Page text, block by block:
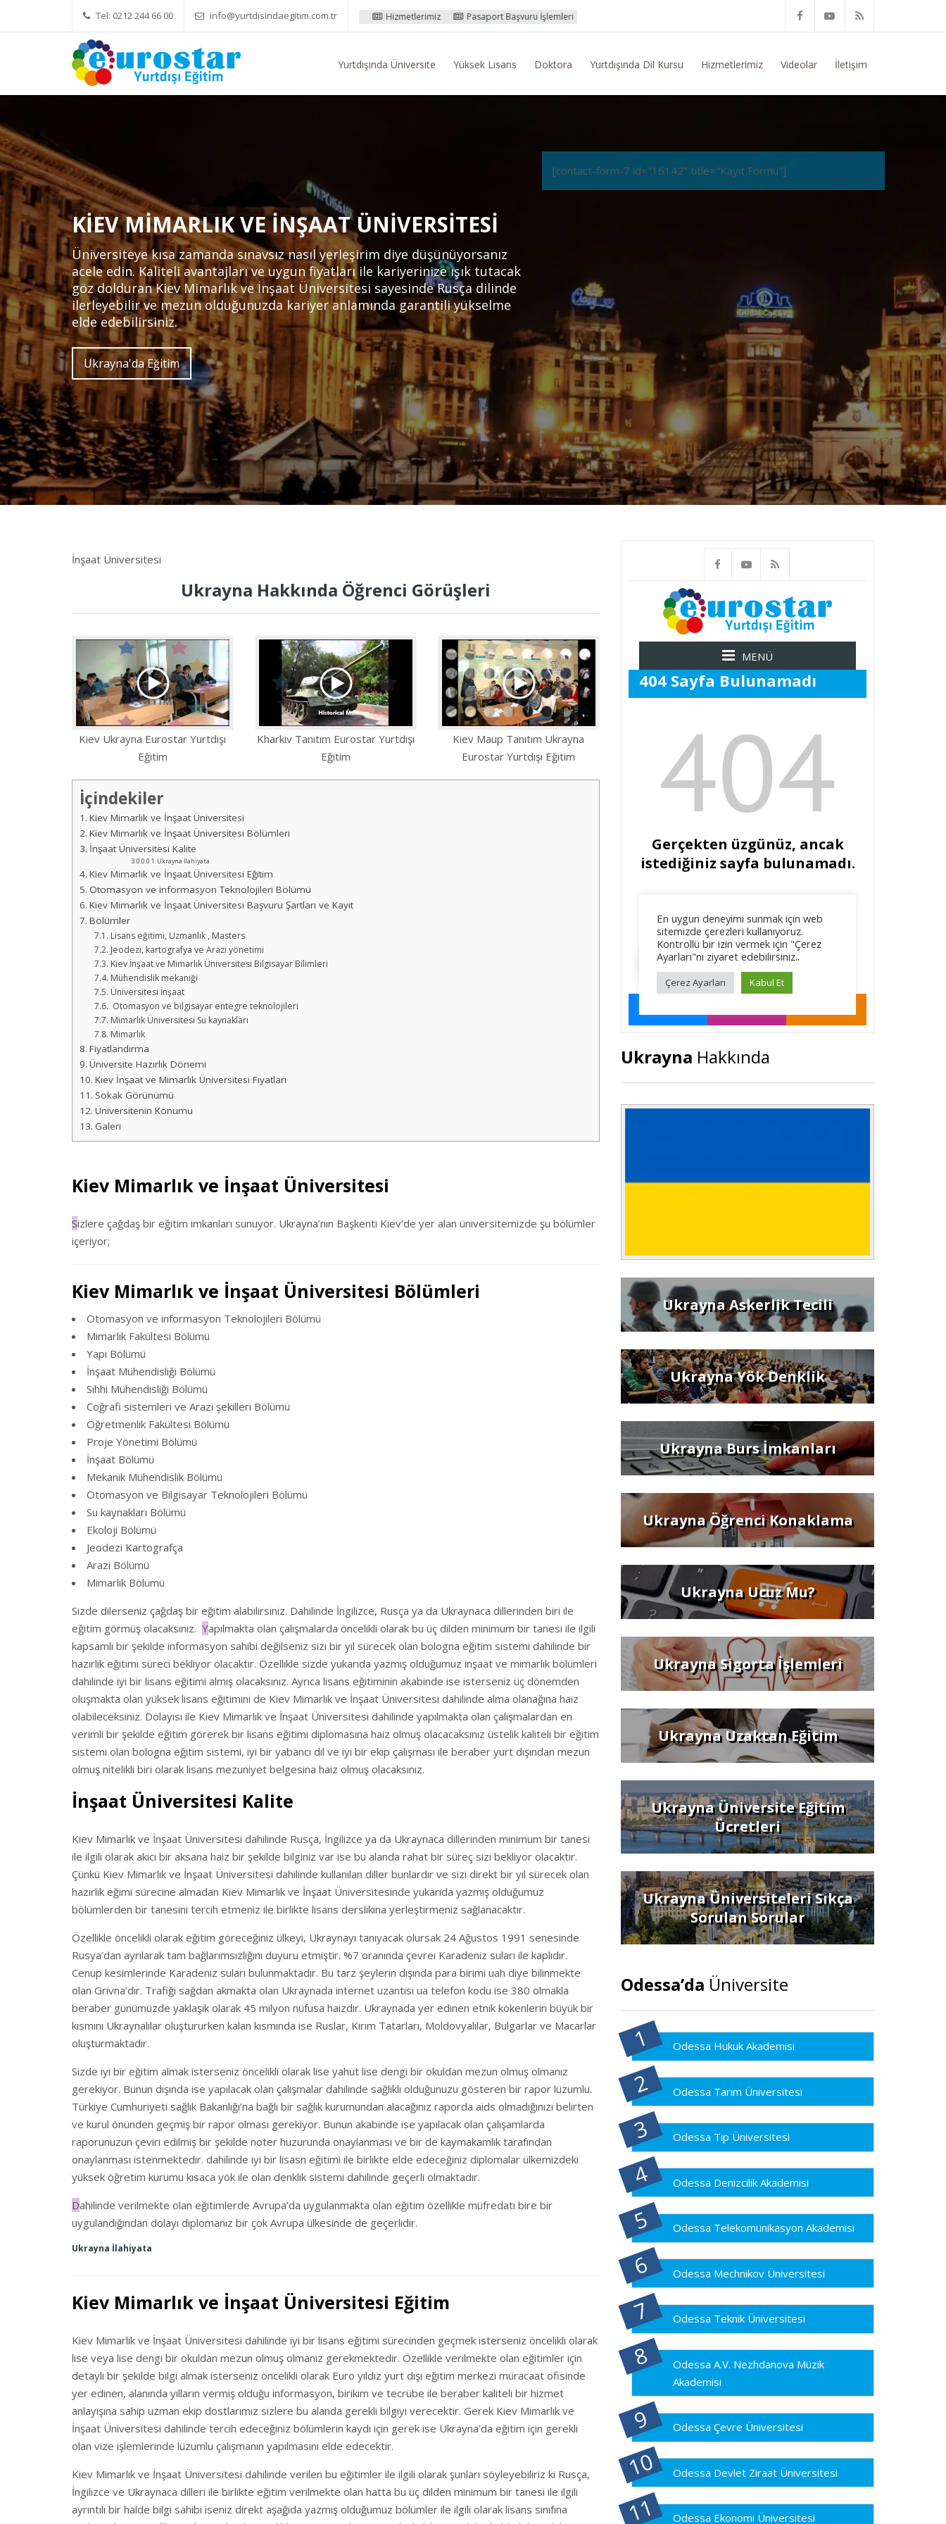
Tel: 0212 244 66 00 info@yurtdisindaegitim.com.tr
Yök Denkliği Önemli Eğitim Ücretleri Hizmetlerimiz Pasaport Başvuru İşlemleri Yurtdışı Eğitim Konusunda Genel Bilgi Talep Ediyorum
Yurtdışında Üniversite Yüksek Lisans Doktora Yurtdışında Dil Kursu Hizmetlerimiz Videolar İletişim
KIEV MIMARLIK VE İNŞAAT ÜNIVERSITESI
Üniversiteye kısa zamanda sınavsız nasıl yerleşirim diye düşünüyorsanız
acele edin. Kaliteli avantajları ve uygun fiyatları ile kariyerinize ışık tutacak
göz dolduran Kiev Mimarlık ve İnşaat Üniversitesi sayesinde Rusça dilinde
ilerleyebilir ve mezun olduğunuzda kariyer anlamında garantili yükselme
elde edebilirsiniz.
Ukrayna'da Eğitim
[contact-form-7 id="16142" title="Kayıt Formu"]
İnşaat Üniversitesi
Ukrayna Hakkında Öğrenci Görüşleri
Kiev Ukrayna Eurostar Yurtdışı
Eğitim
Kharkiv Tanıtım Eurostar Yurtdışı
Eğitim
Kiev Maup Tanıtım Ukrayna
Eurostar Yurtdışı Eğitim
İçindekiler
Kiev Mimarlık ve İnşaat Üniversitesi
Kiev Mimarlık ve İnşaat Üniversitesi Bölümleri
İnşaat Üniversitesi Kalite
Ukrayna İlahiyata
Kiev Mimarlık ve İnşaat Üniversitesi Eğitim
Otomasyon ve informasyon Teknolojileri Bölümü
Kiev Mimarlık ve İnşaat Üniversitesi Başvuru Şartları ve Kayıt
Bölümler
Lisans eğitimi, Uzmanlık , Masters
Jeodezi, kartografya ve Arazi yönetimi
Kiev İnşaat ve Mimarlık Üniversitesi Bilgisayar Bilimleri
Mühendislik mekaniği
Üniversitesi İnşaat
Otomasyon ve bilgisayar entegre teknolojileri
Mimarlık Üniversitesi Su kaynakları
Mimarlık
Fiyatlandırma
Üniversite Hazırlık Dönemi
Kiev İnşaat ve Mimarlık Üniversitesi Fiyatları
Sokak Görünümü
Üniversitenin Konumu
Galeri
Kiev Mimarlık ve İnşaat Üniversitesi
Sizlere çağdaş bir eğitim imkanları sunuyor. Ukrayna’nın Başkenti Kiev’de yer alan üniversitemizde şu bölümler
içeriyor;
Kiev Mimarlık ve İnşaat Üniversitesi Bölümleri
Otomasyon ve informasyon Teknolojileri Bölümü
Mimarlık Fakültesi Bölümü
Yapı Bölümü
İnşaat Mühendisliği Bölümü
Sıhhi Mühendisliği Bölümü
Coğrafi sistemleri ve Arazi şekilleri Bölümü
Öğretmenlik Fakültesi Bölümü
Proje Yönetimi Bölümü
İnşaat Bölümü
Mekanik Mühendislik Bölümü
Otomasyon ve Bilgisayar Teknolojileri Bölümü
Su kaynakları Bölümü
Ekoloji Bölümü
Jeodezi Kartografça
Arazi Bölümü
Mimarlık Bölümü
Sizde dilerseniz çağdaş bir eğitim alabilirsiniz. Dahilinde İngilizce, Rusça ya da Ukraynaca dillerinden biri ile
eğitim görmüş olacaksınız. Yapılmakta olan çalışmalarda öncelikli olarak bu üç dilden minimum bir tanesi ile ilgili
kapsamlı bir şekilde informasyon sahibi değilseniz sizi bir yıl sürecek olan bologna eğitim sistemi dahilinde bir
hazırlık eğitimi süreci bekliyor olacaktır. Özellikle sizde yukarıda yazmış olduğumuz inşaat ve mimarlık bölümleri
dahilinde iyi bir lisans eğitimi almış olacaksınız. Ayrıca lisans eğitiminin akabinde ise isterseniz üç dönemden
oluşmakta olan yüksek lisans eğitimini de Kiev Mimarlık ve İnşaat Üniversitesi dahilinde alma olanağına haiz
olabileceksiniz. Dolayısı ile Kiev Mimarlık ve İnşaat Üniversitesi dahilinde yapılmakta olan çalışmalardan en
verimli bir şekilde eğitim görerek bir lisans eğitimi diplomasına haiz olmuş olacacaksınız üstelik kaliteli bir eğitim
sistemi olan bologna eğitim sistemi, iyi bir yabancı dil ve iyi bir ekip çalışması ile beraber yurt dışından mezun
olmuş nitelikli biri olarak lisans mezuniyet belgesina haiz olmuş olacaksınız.
İnşaat Üniversitesi Kalite
Kiev Mimarlık ve İnşaat Üniversitesi dahilinde Rusça, İngilizce ya da Ukraynaca dillerinden minimum bir tanesi
ile ilgili olarak akıcı bir aksana haiz bir şekilde bilginiz var ise bu alanda rahat bir süreç sizi bekliyor olacaktır.
Çünkü Kiev Mimarlık ve İnşaat Üniversitesi dahilinde kullanılan diller bunlardır ve sizi direkt bir yıl sürecek olan
hazırlık eğimi sürecine almadan Kiev Mimarlık ve İnşaat Üniversitesinde yukarıda yazmış olduğumuz
bölümlerden bir tanesini tercih etmeniz ile birlikte lisans derslikına yerleştirmeniz sağlanacaktır.
Özellikle öncelikli olarak eğitim göreceğiniz ülkeyi, Ukraynayı tanıyacak olursak 24 Ağustos 1991 senesinde
Rusya’dan ayrılarak tam bağlarımsızlığını duyuru etmiştir. %7 oranında çevreı Karadeniz suları ile kaplıdır.
Cenup kesimlerinde Karadeniz suları bulunmaktadır. Bu tarz şeylerin dışında para birimi uah diye bilinmekte
olan Grivna’dır. Trafiği sağdan akmakta olan Ukraynada internet uzantısı ua telefon kodu ise 380 olmakla
beraber günümüzde yaklaşık olarak 45 milyon nüfusa haizdir. Ukraynada yer edinen etnik kökenlerin büyük bir
kısmını Ukraynalılar oluştururken kalan kısmında ise Ruslar, Kırım Tatarları, Moldovyalılar, Bulgarlar ve Macarlar
oluşturmaktadır.
Sizde iyi bir eğitim almak isterseniz öncelikli olarak lise yahut lise dengi bir okuldan mezun olmuş olmanız
gerekiyor. Bunun dışında ise yapılacak olan çalışmalar dahilinde sağlıklı olduğunuzu gösteren bir rapor lüzumlu.
Türkiye Cumhuriyeti sağlık Bakanlığı’na bağlı bir sağlık kurumundan alacağınız raporda aids olmadığınızı belirten
ve kurul önünden geçmiş bir rapor olması gerekiyor. Bunun akabinde ise yapılacak olan çalışamlarda
raporunuzun çeviri edilmiş bir şekilde noter huzurunda onaylanması ve bir de kaymakamlık tarafından
onaylanması istenmektedir. dahilinde iyi bir lisasn eğitimi ile birlikte elde edeceğiniz diplomalar ülkemizdeki
yüksek öğretim kurumu kısaca yök ile olan denklik sistemi dahilinde geçerli olmaktadır.
Dahilinde verilmekte olan eğitimlerde Avrupa’da uygulanmakta olan eğitim özellikle müfredatı bire bir
uygulandığından dolayı diplomanız bir çok Avrupa ülkesinde de geçerlidir.
Ukrayna İlahiyata
Kiev Mimarlık ve İnşaat Üniversitesi Eğitim
Kiev Mimarlık ve İnşaat Üniversitesi dahilinde iyi bir lisans eğitimi sürecinden geçmek isterseniz öncelikli olarak
lise veya lise dengi bir okuldan mezun olmuş olmanız gerekmektedir. Özellikle verilmekte olan eğitimler için
detaylı bir şekilde bilgi almak isterseniz öncelikli olarak Euro yıldız yurt dışı eğitim merkezi müracaat ofisinde
yer edinen, alanında yılların vermiş olduğu informasyon, birikim ve tecrübe ile beraber kaliteli bir hizmet
anlayışına sahip uzman ekip dostlarımız sizlere bu alanda gerekli bilgiyi verecektir. Gerek Kiev Mimarlık ve
İnşaat Üniversitesi dahilinde tercih edeceğiniz bölümlerin kaydı için gerek ise Ukrayna’da eğitim için gerekli
olan vize işlemlerinde lüzumlu çalışmanın yapılmasını elde edecektir.
Kiev Mimarlık ve İnşaat Üniversitesi dahilinde verilen bu eğitimler ile ilgili olarak şunları söyleyebiliriz ki Rusça,
İngilizce ve Ukraynaca dilleri ile birlikte eğitim verilmekte olan hatta bu üç dilden minimum bir tanesi ile ilgili
ayrıntılı bir halde bilgi sahibi iseniz direkt aşağıda yazmış olduğumuz bölümler ile ilgili olarak lisans sınıfına
Ukrayna Hakkında
Ukrayna Askerlik Tecili
Ukrayna Yök Denklik
Ukrayna Burs İmkanları
Ukrayna Öğrenci Konaklama
Ukrayna Ucuz Mu?
Ukrayna Sigorta İşlemleri
Ukrayna Uzaktan Eğitim
Ukrayna Üniversite Eğitim
Ücretleri
Ukrayna Üniversiteleri Sıkça
Sorulan Sorular
Odessa’da Üniversite
Odessa Hukuk Akademisi
Odessa Tarım Üniversitesi
Odessa Tıp Üniversitesi
Odessa Denizcilik Akademisi
Odessa Telekomünikasyon Akademisi
Odessa Mechnikov Üniversitesi
Odessa Teknik Üniversitesi
Odessa A.V. Nezhdanova Müzik
Akademisi
Odessa Çevre Üniversitesi
Odessa Devlet Ziraat Üniversitesi
Odessa Ekonomi Üniversitesi